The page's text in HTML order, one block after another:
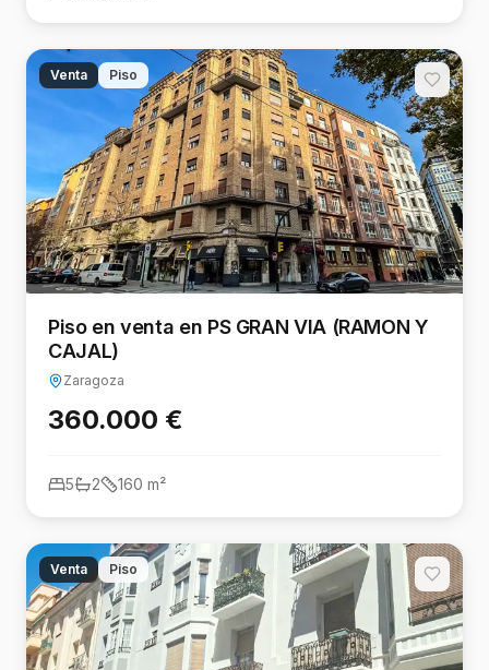
Venta Piso
Piso en venta en PS GRAN VIA (RAMON Y
CAJAL)
Zaragoza
360.000 €
5 2 160 m²
Venta Piso